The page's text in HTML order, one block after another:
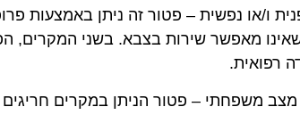
מאפשר שירות בצבא. בשני המקרים,
רפואית.
מצב משפחתי – פטור הניתן במקרים